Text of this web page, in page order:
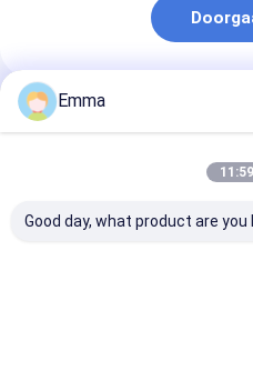
Geadviseerde Producten
Emma
Good day, what product are you